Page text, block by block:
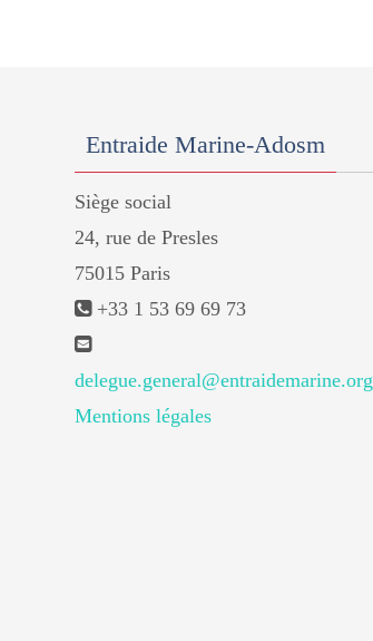
Entraide Marine-Adosm
Siège social
24, rue de Presles
75015 Paris
+33 1 53 69 69 73
delegue.general@entraidemarine.org
Mentions légales